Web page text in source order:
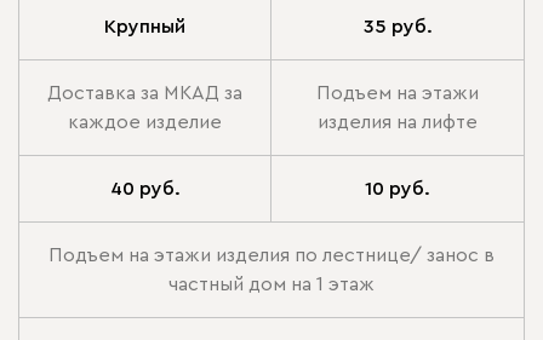
Крупный 35 руб.
Доставка за МКАД за
каждое изделие
Подъем на этажи
изделия на лифте
40 руб. 10 руб.
Подъем на этажи изделия по лестнице/ занос в
частный дом на 1 этаж